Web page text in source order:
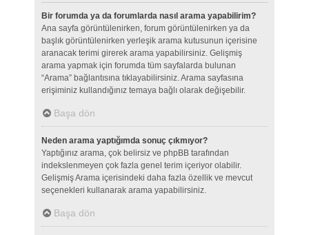
Bir forumda ya da forumlarda nasıl arama yapabilirim?
Ana sayfa görüntülenirken, forum görüntülenirken ya da
başlık görüntülenirken yerleşik arama kutusunun içerisine
aranacak terimi girerek arama yapabilirsiniz. Gelişmiş
arama yapmak için forumda tüm sayfalarda bulunan
“Arama” bağlantısına tıklayabilirsiniz. Arama sayfasına
erişiminiz kullandığınız temaya bağlı olarak değişebilir.
Başa dön
Neden arama yaptığımda sonuç çıkmıyor?
Yaptığınız arama, çok belirsiz ve phpBB tarafından
indekslenmeyen çok fazla genel terim içeriyor olabilir.
Gelişmiş Arama içerisindeki daha fazla özellik ve mevcut
seçenekleri kullanarak arama yapabilirsiniz.
Başa dön